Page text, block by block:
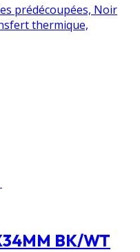
prédécoupées, Noir
thermique,
BK/WT